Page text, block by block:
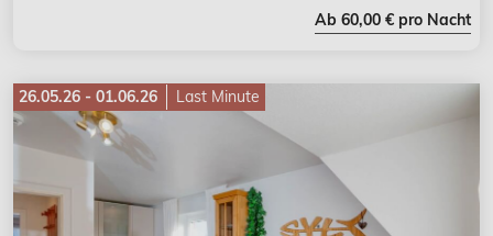
Ab 60,00 € pro Nacht
26.05.26 - 01.06.26 Last Minute